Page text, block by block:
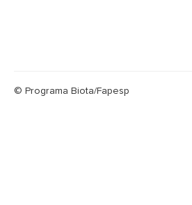
© Programa Biota/Fapesp